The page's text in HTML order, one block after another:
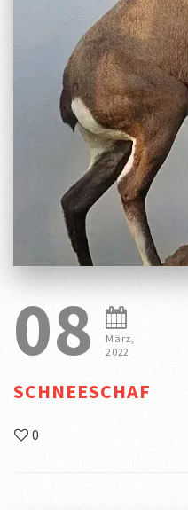
08
März,
2022
SCHNEESCHAF
0